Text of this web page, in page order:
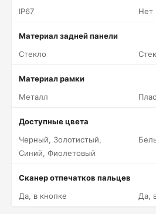
IP67 Нет
Материал задней панели
Стекло
Материал рамки
Металл
Доступные цвета
Черный, Золотистый,
Синий, Фиолетовый
Сканер отпечатков пальцев
Да, в кнопке
Да,